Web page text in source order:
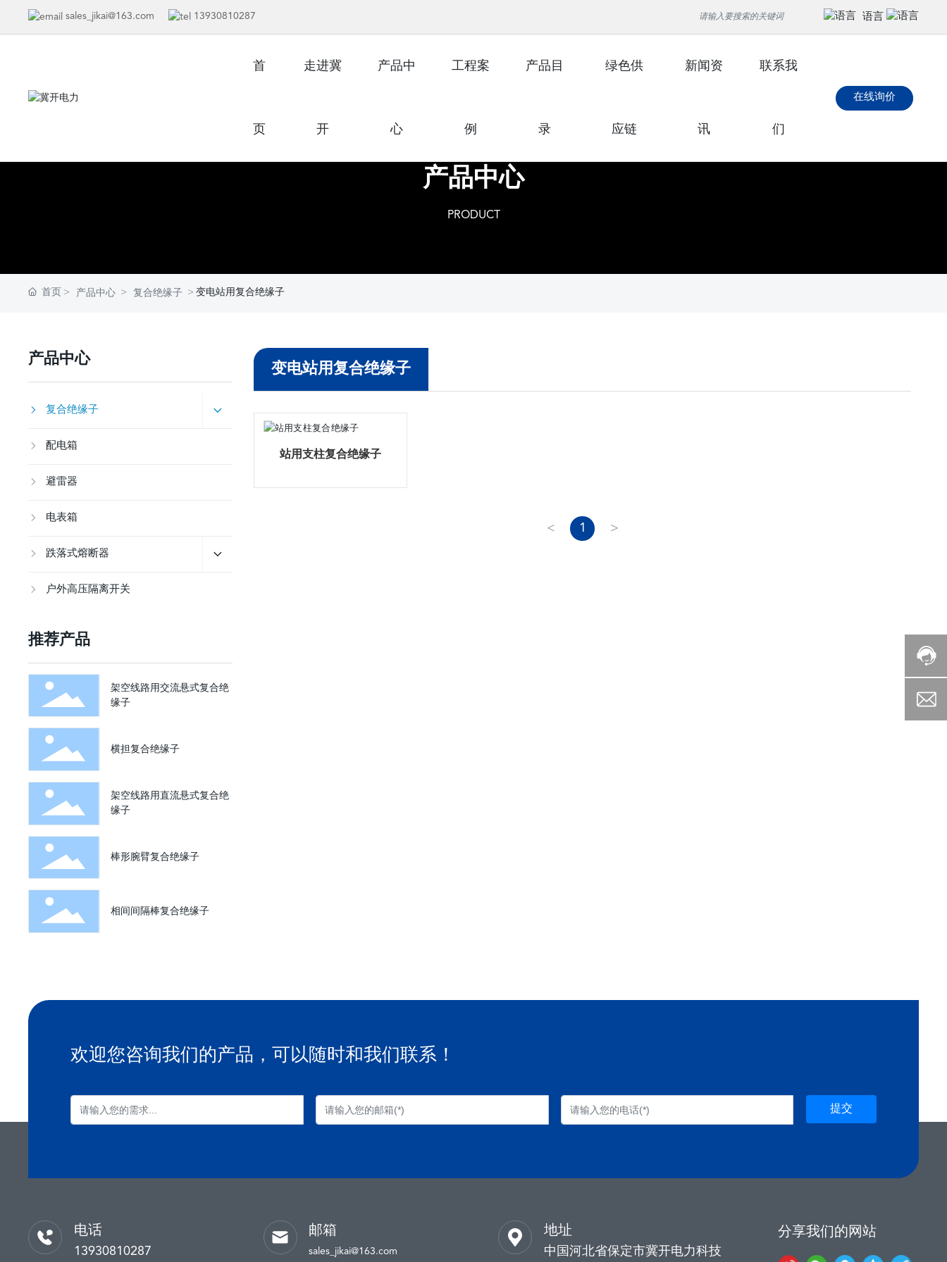
sales_jikai@163.com 13930810287 语言
首
页
走进冀
开
产品中
心
工程案
例
产品目
录
绿色供
应链
新闻资
讯
联系我
们
在线询价
产品中心
PRODUCT
首页 产品中心 复合绝缘子 变电站用复合绝缘子
产品中心
复合绝缘子
配电箱
避雷器
电表箱
跌落式熔断器
户外高压隔离开关
推荐产品
架空线路用交流悬式复合绝
缘子
横担复合绝缘子
架空线路用直流悬式复合绝
缘子
棒形腕臂复合绝缘子
相间间隔棒复合绝缘子
变电站用复合绝缘子
站用支柱复合绝缘子
< 1 >
欢迎您咨询我们的产品，可以随时和我们联系！
提交
电话
13930810287
邮箱
sales_jikai@163.com
地址
中国河北省保定市冀开电力科技
分享我们的网站